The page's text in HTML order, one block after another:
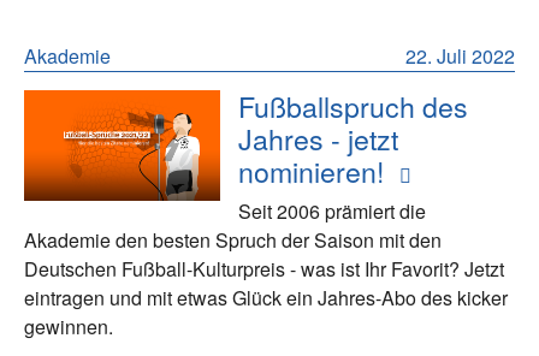
22. Juli 2022
Akademie
Fußballspruch des
Jahres - jetzt
nominieren!
Seit 2006 prämiert die
Akademie den besten Spruch der Saison mit den
Deutschen Fußball-Kulturpreis - was ist Ihr Favorit? Jetzt
eintragen und mit etwas Glück ein Jahres-Abo des kicker
gewinnen.